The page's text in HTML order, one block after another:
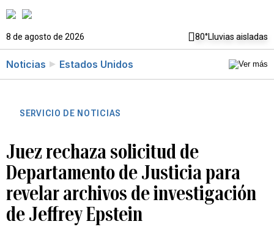
8 de agosto de 2026 80°Lluvias aisladas
Noticias Estados Unidos
SERVICIO DE NOTICIAS
Juez rechaza solicitud de
Departamento de Justicia para
revelar archivos de investigación
de Jeffrey Epstein